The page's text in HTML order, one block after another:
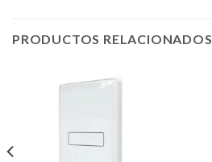
PRODUCTOS RELACIONADOS